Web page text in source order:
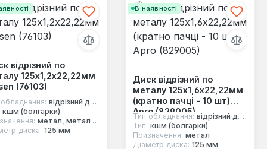
відрізний по
125х1,2х22,22мм
(76103)
відрізний диск
кшм (болгарки)
метал, метал (нержавійка)
диска: 125 мм
В наявності
Диск відрізний по
металу 125х1,6х22,22мм
(кратно пачці - 10 шт)
Apro (829005)
Тип обладнання: відрізний диск
Тип: кшм (болгарки)
Призначення: метал
Діаметр диска: 125 мм